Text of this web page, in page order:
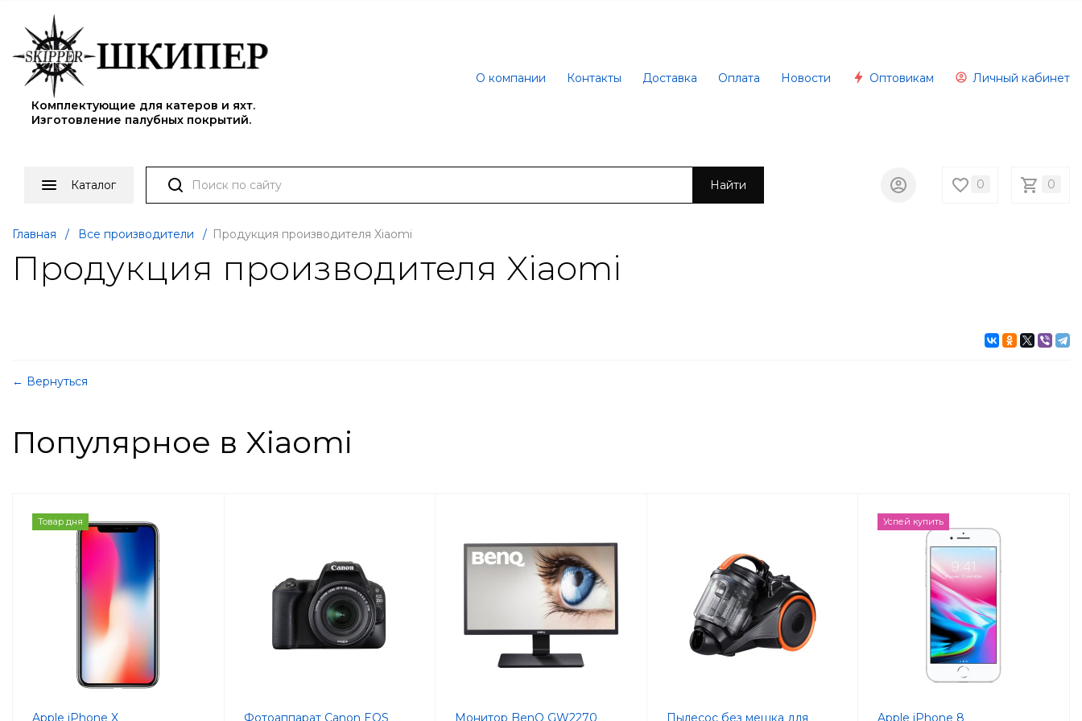
Комплектующие для катеров и яхт.
Изготовление палубных покрытий.
О компании Контакты Доставка Оплата Новости Оптовикам Личный кабинет
Каталог 0 0
Найти
Главная / Все производители / Продукция производителя Xiaomi
Продукция производителя Xiaomi
← Вернуться
Популярное в Xiaomi
Товар дня
Apple iPhone X
Фотоаппарат Canon EOS
Монитор BenQ GW2270
Пылесос без мешка для
Успей купить
Apple iPhone 8